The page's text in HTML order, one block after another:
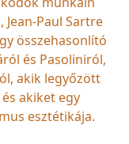
Paul Sartre
összehasonlító
és Pasoliniról,
akik legyőzött
akiket egy
esztétikája.